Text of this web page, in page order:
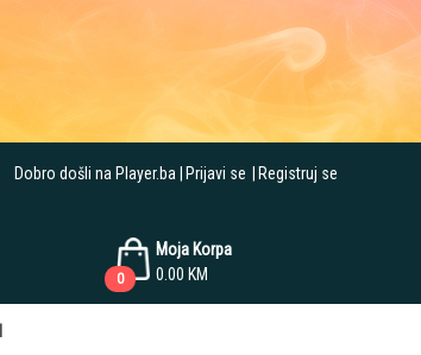
Dobro došli na Player.ba Prijavi se Registruj se
Moja Korpa
0.00 KM
0